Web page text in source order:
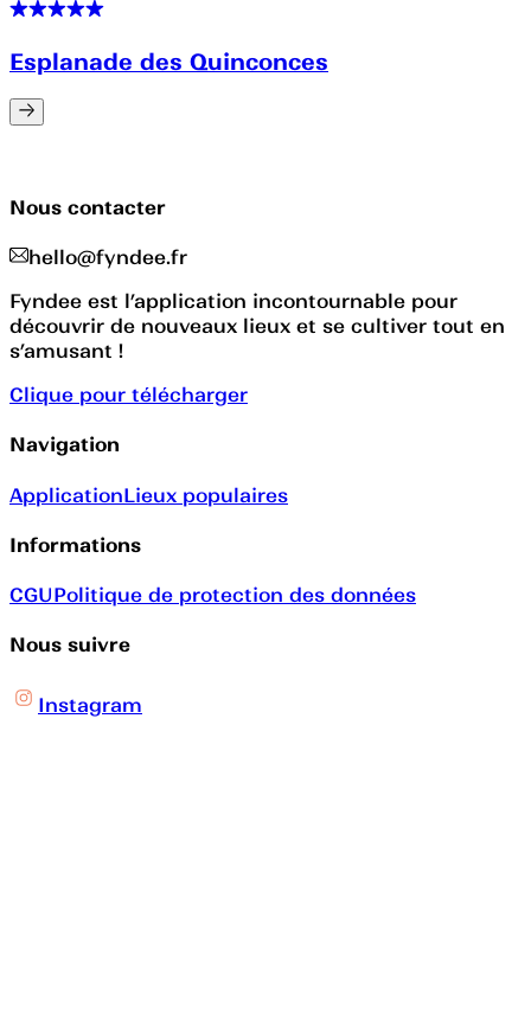
Esplanade des Quinconces
Nous contacter
hello@fyndee.fr
Fyndee est l’application incontournable pour
découvrir de nouveaux lieux et se cultiver tout en
s’amusant !
Clique pour télécharger
Navigation
ApplicationLieux populaires
Informations
CGUPolitique de protection des données
Nous suivre
Instagram